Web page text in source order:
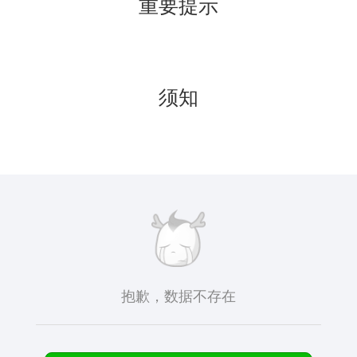
重要提示
须知
抱歉，数据不存在